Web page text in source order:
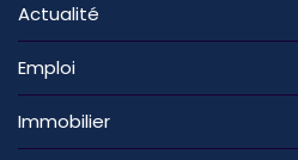
Actualité
Emploi
Immobilier